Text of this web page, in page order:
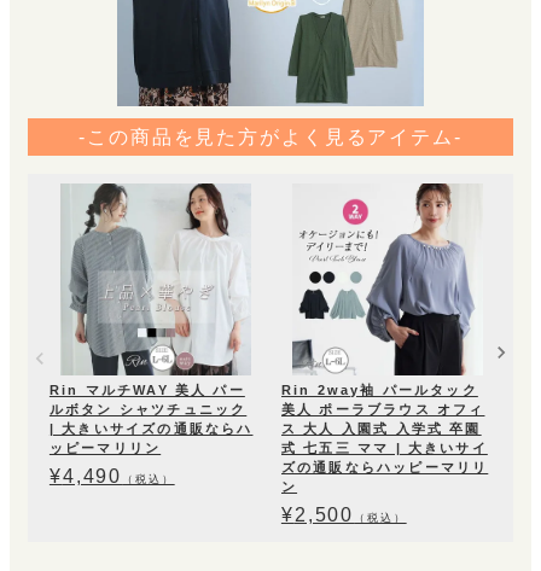
-この商品を見た方がよく見るアイテム-
Rin マルチWAY 美人 パー
ルボタン シャツチュニック
| 大きいサイズの通販ならハ
ッピーマリリン
¥4,490 （税込）
Rin 2way袖 パールタック
美人 ポーラブラウス オフィ
ス 大人 入園式 入学式 卒園
式 七五三 ママ | 大きいサイ
ズの通販ならハッピーマリリ
ン
¥2,500 （税込）